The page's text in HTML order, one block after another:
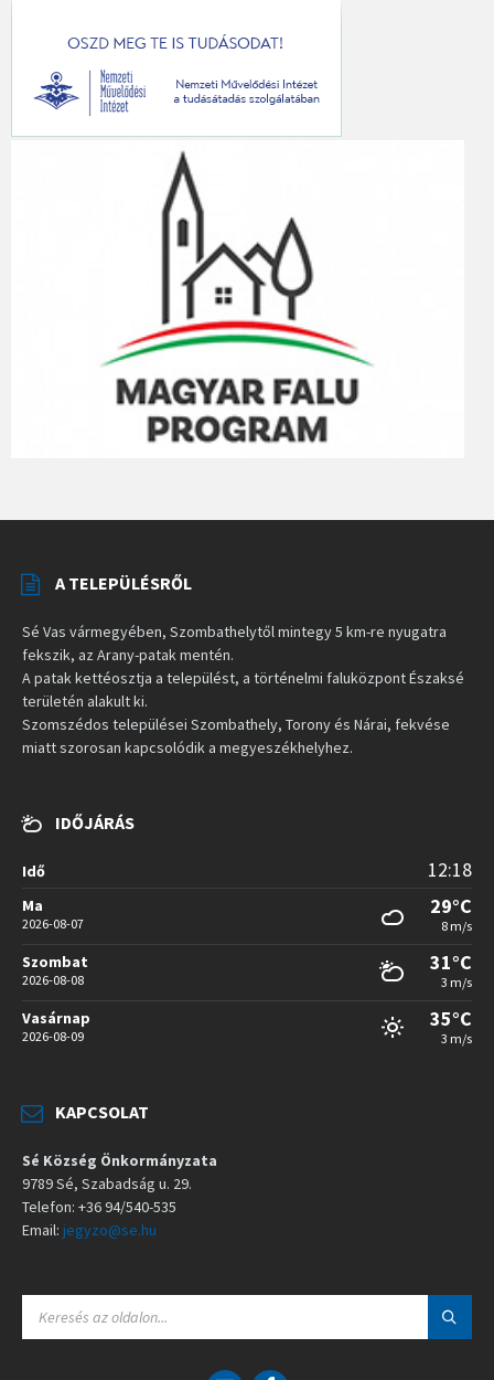
A TELEPÜLÉSRŐL
Sé Vas vármegyében, Szombathelytől mintegy 5 km-re nyugatra
fekszik, az Arany-patak mentén.
A patak kettéosztja a települést, a történelmi faluközpont Északsé
területén alakult ki.
Szomszédos települései Szombathely, Torony és Nárai, fekvése
miatt szorosan kapcsolódik a megyeszékhelyhez.
IDŐJÁRÁS
Idő 12:18
Ma
2026-08-07
29°C
8 m/s
Szombat
2026-08-08
31°C
3 m/s
Vasárnap
2026-08-09
35°C
3 m/s
KAPCSOLAT
Sé Község Önkormányzata
9789 Sé, Szabadság u. 29.
Telefon: +36 94/540-535
Email: jegyzo@se.hu
A